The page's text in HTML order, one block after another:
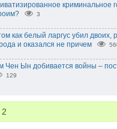
криминальное
3
как белый ларгус убил двоих,
и оказался не причем
Чен Ын добивается войны –
129
2